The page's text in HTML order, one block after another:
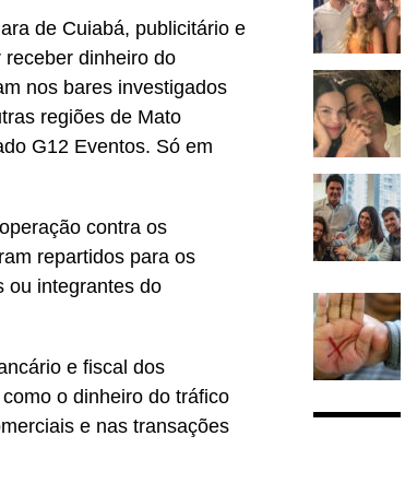
de Cuiabá, publicitário e
dinheiro do
nos bares investigados
regiões de Mato
G12 Eventos. Só em
contra os
repartidos para os
ou integrantes do
e fiscal dos
o dinheiro do tráfico
e nas transações